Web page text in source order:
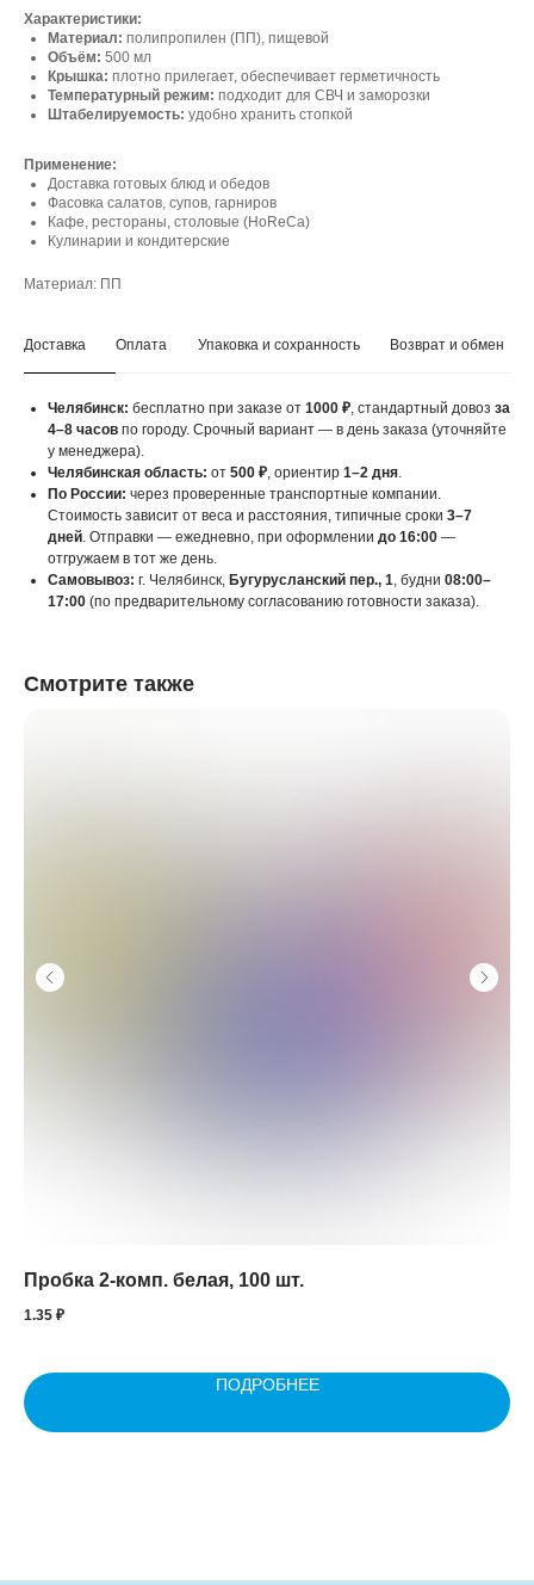
Характеристики:
Материал: полипропилен (ПП), пищевой
Объём: 500 мл
Крышка: плотно прилегает, обеспечивает герметичность
Температурный режим: подходит для СВЧ и заморозки
Штабелируемость: удобно хранить стопкой
Применение:
Доставка готовых блюд и обедов
Фасовка салатов, супов, гарниров
Кафе, рестораны, столовые (HoReCa)
Кулинарии и кондитерские
Материал: ПП
Доставка Оплата Упаковка и сохранность Возврат и обмен
Челябинск: бесплатно при заказе от 1000 ₽, стандартный довоз за
4–8 часов по городу. Срочный вариант — в день заказа (уточняйте
у менеджера).
Челябинская область: от 500 ₽, ориентир 1–2 дня.
По России: через проверенные транспортные компании.
Стоимость зависит от веса и расстояния, типичные сроки 3–7
дней. Отправки — ежедневно, при оформлении до 16:00 —
отгружаем в тот же день.
Самовывоз: г. Челябинск, Бугурусланский пер., 1, будни 08:00–
17:00 (по предварительному согласованию готовности заказа).
Смотрите также
Пробка 2-комп. белая, 100 шт.
1.35 ₽
ПОДРОБНЕЕ